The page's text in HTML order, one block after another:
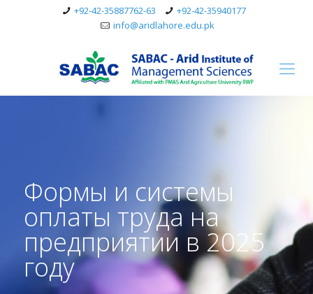
+92-42-35887762-63
+92-42-35940177
info@aridlahore.edu.pk
Формы и системы
оплаты труда на
предприятии в 2025
году